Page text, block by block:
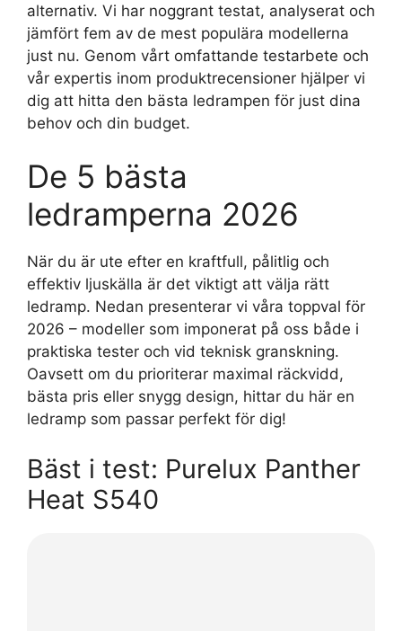
alternativ. Vi har noggrant testat, analyserat och
jämfört fem av de mest populära modellerna
just nu. Genom vårt omfattande testarbete och
vår expertis inom produktrecensioner hjälper vi
dig att hitta den bästa ledrampen för just dina
behov och din budget.
De 5 bästa
ledramperna 2026
När du är ute efter en kraftfull, pålitlig och
effektiv ljuskälla är det viktigt att välja rätt
ledramp. Nedan presenterar vi våra toppval för
2026 – modeller som imponerat på oss både i
praktiska tester och vid teknisk granskning.
Oavsett om du prioriterar maximal räckvidd,
bästa pris eller snygg design, hittar du här en
ledramp som passar perfekt för dig!
Bäst i test: Purelux Panther
Heat S540